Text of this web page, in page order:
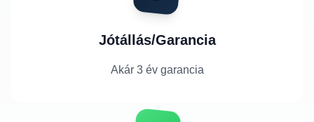
Jótállás/Garancia
Akár 3 év garancia